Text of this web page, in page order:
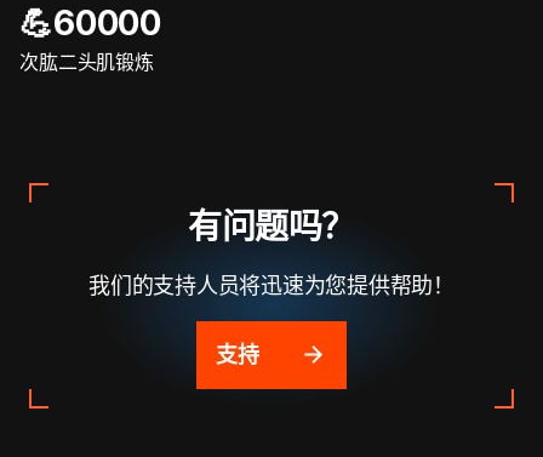
💪60000
次肱二头肌锻炼
有问题吗？
我们的支持人员将迅速为您提供帮助！
支持